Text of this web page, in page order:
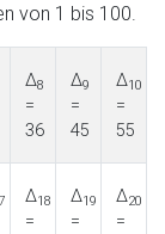
von 1 bis 100.
Δ8
=
36
Δ9
=
45
Δ10
=
55
Δ18
=
Δ19
=
Δ20
=